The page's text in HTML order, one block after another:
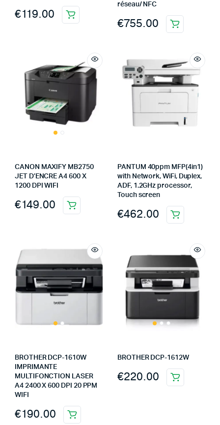
€119.00
réseau/ NFC
€755.00
CANON MAXIFY MB2750
JET D’ENCRE A4 600 X
1200 DPI WIFI
€149.00
PANTUM 40ppm MFP(4in1)
with Network, WiFi, Duplex,
ADF, 1.2GHz processor,
Touch screen
€462.00
BROTHER DCP-1610W
IMPRIMANTE
MULTIFONCTION LASER
A4 2400 X 600 DPI 20 PPM
WIFI
€190.00
BROTHER DCP-1612W
€220.00